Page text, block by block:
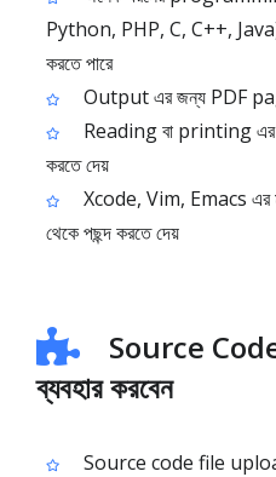
Python, PHP, C, C++, Java)
করতে পারে
Output এর জন্য PDF
Reading বা printing
করতে দেয়
Xcode, Vim, Emacs
থেকে পছন্দ করতে দেয়
Source Code
ব্যবহার করবেন
Source code file